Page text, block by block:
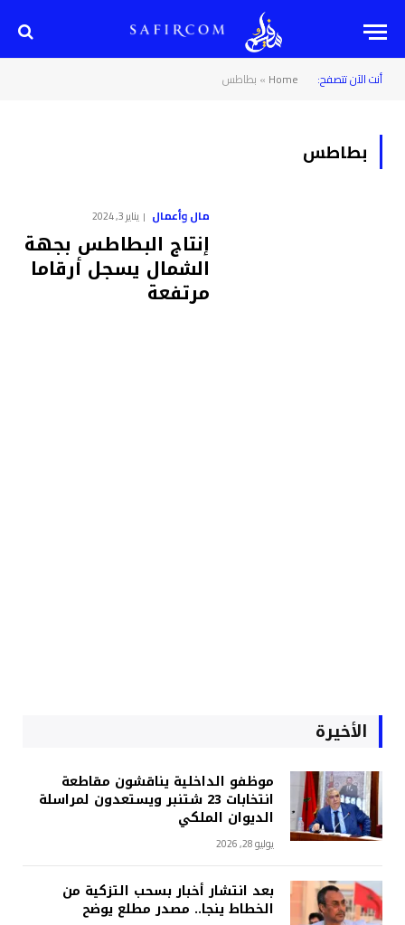
أنت الآن تتصفح: Home
» بطاطس
بطاطس
مال وأعمال يناير 3, 2024
إنتاج البطاطس بجهة
الشمال يسجل أرقاما
مرتفعة
الأخيرة
موظفو الداخلية يناقشون مقاطعة
انتخابات 23 شتنبر ويستعدون لمراسلة
الديوان الملكي
يوليو 28, 2026
بعد انتشار أخبار بسحب التزكية من
الخطاط ينجا.. مصدر مطلع يوضح